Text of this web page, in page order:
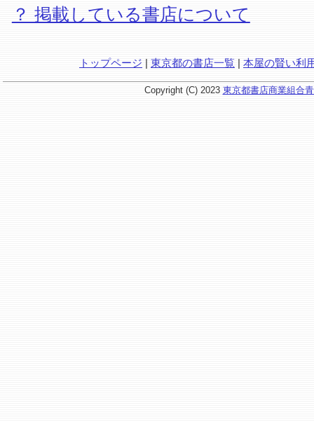
？ 掲載している書店について
トップページ | 東京都の書店一覧 | 本屋の賢い利
Copyright (C) 2023 東京都書店商業組合